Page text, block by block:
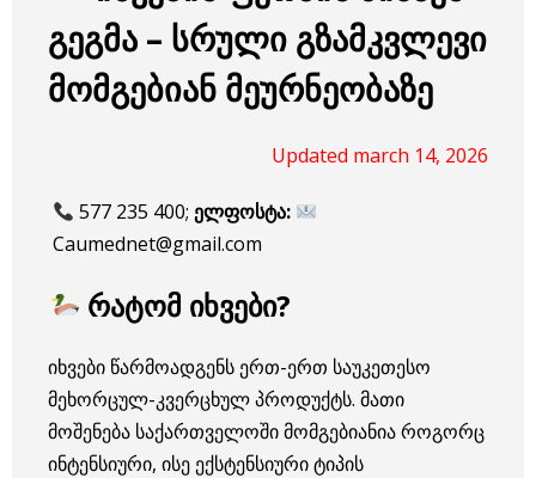
გეგმა – სრული გზამკვლევი
მომგებიან მეურნეობაზე
Updated march 14, 2026
577 235 400;ელფოსტა:
Caumednet@gmail.com
რატომ იხვები?
იხვები წარმოადგენს ერთ-ერთ საუკეთესო
მეხორცულ-კვერცხულ პროდუქტს. მათი
მოშენება საქართველოში მომგებიანია როგორც
ინტენსიური, ისე ექსტენსიური ტიპის